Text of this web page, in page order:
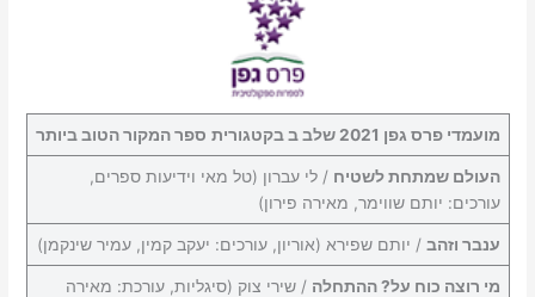
מועמדי פרס גפן 2021 שלב ב בקטגורית ספר המקור הטוב ביותר
העולם שמתחת לשטיח / לי עברון (טל מאי וידיעות ספרים,
עורכים: יותם שווימר, מאירה פירון)
ענבר וזהב/ יותם שפירא (אוריון, עורכים: יעקב קמין, עמיר שינקמן)
מי רוצה כוח על? ההתחלה / שירי צוק (סיגליות, עורכת: מאירה